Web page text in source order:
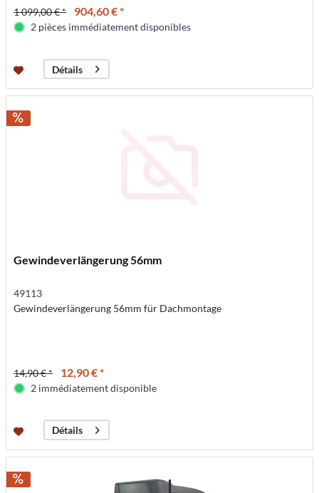
1 099,00 € * 904,60 € *
2 pièces immédiatement disponibles
Détails
Gewindeverlängerung 56mm
49113
Gewindeverlängerung 56mm für Dachmontage
14,90 € * 12,90 € *
2 immédiatement disponible
Détails